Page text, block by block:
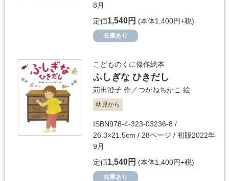
8月
定価1,540円 (本体1,400円+税)
在庫あり
こどものくに傑作絵本
ふしぎな ひきだし
苅田澄子 作／つがねちかこ 絵
幼児から
ISBN978-4-323-03236-8 /
26.3×21.5cm / 28ページ / 初版2022年
9月
定価1,540円 (本体1,400円+税)
在庫あり